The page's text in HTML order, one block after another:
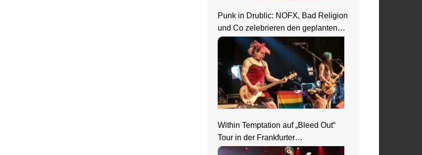
Punk in Drublic: NOFX, Bad Religion
und Co zelebrieren den geplanten
Ausnahmezustand
Within Temptation auf „Bleed Out“
Tour in der Frankfurter
Jahrhunderthalle